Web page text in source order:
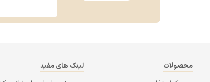
محصولات
لینک های مفید